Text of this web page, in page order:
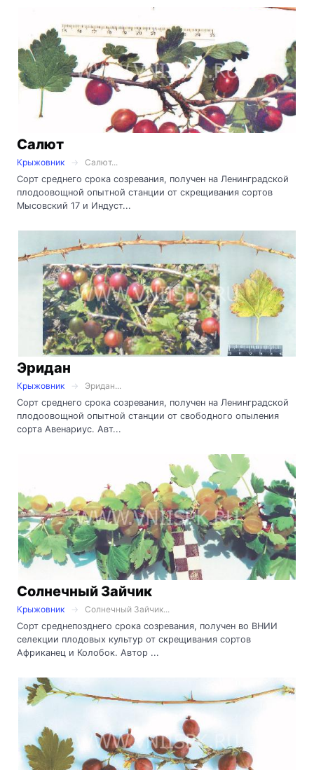
Салют
Крыжовник
Салют...
Сорт среднего срока созревания, получен на Ленинградской
плодоовощной опытной станции от скрещивания сортов
Мысовский 17 и Индуст...
Эридан
Крыжовник
Эридан...
Сорт среднего срока созревания, получен на Ленинградской
плодоовощной опытной станции от свободного опыления
сорта Авенариус. Авт...
Солнечный Зайчик
Крыжовник
Солнечный Зайчик...
Сорт среднепозднего срока созревания, получен во ВНИИ
селекции плодовых культур от скрещивания сортов
Африканец и Колобок. Автор ...